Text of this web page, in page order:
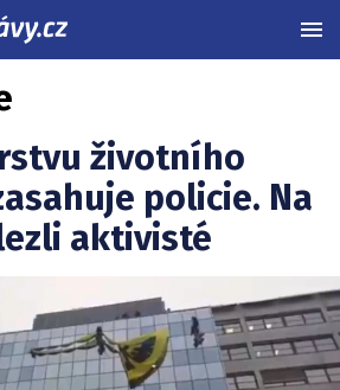
životního
policie. Na
aktivisté